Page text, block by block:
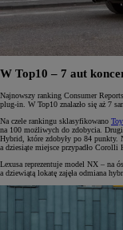
W Top10 – 7 aut
Najnowszy ranking Consumer
plug-in. W Top10 znalazło się aż 7
Na czele rankingu sklasyfikowano
na 100 możliwych do zdobycia.
Hybrid, które zdobyły po 84 punkty.
a dziesiąte miejsce przypadło Corolli
Lexusa reprezentuje model NX – na
a dziewiątą lokatę zajęła odmiana